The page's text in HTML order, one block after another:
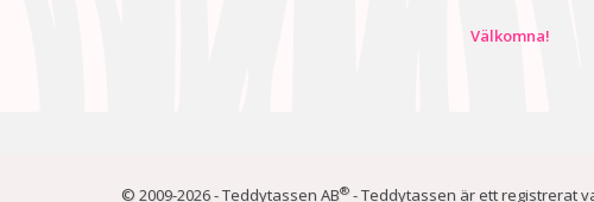
Välkomna!
© 2009-2026 - Teddytassen AB® - Teddytassen är ett registrerat